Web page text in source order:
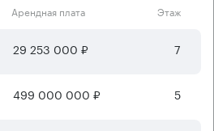
Арендная плата Этаж
29 253 000 ₽ 7
499 000 000 ₽ 5